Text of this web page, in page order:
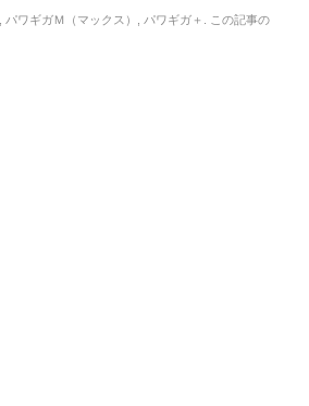
パワギガＭ（マックス） パワギガ＋
. この記事の